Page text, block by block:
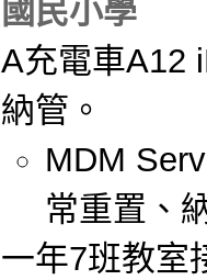
國民小學
A充電車A12
納管。
MDM
常重置、
一年7班教室